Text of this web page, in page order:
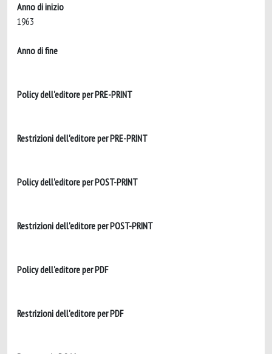
Anno di inizio
Anno di fine
Policy dell'editore per PRE-PRINT
Restrizioni dell'editore per PRE-PRINT
Policy dell'editore per POST-PRINT
Restrizioni dell'editore per POST-PRINT
Policy dell'editore per PDF
Restrizioni dell'editore per PDF